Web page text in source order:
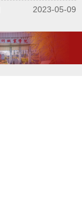
2023-05-09